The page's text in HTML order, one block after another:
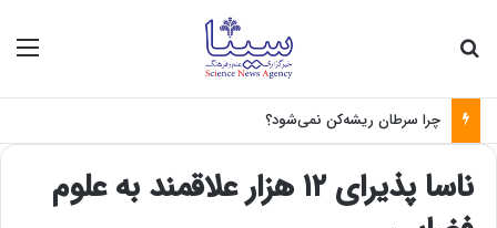
چرا سرطان ریشه‌کن نمی‌شود؟
ناسا پذیرای ۱۲ هزار علاقمند به علوم